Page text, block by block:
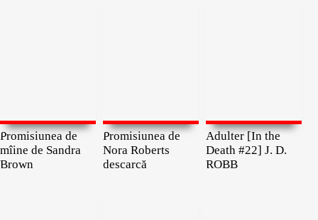
Promisiunea de
mîine de Sandra
Brown
Promisiunea de
Nora Roberts
descarcă
Adulter [In the
Death #22] J. D.
ROBB